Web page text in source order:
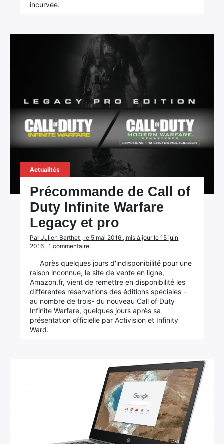
incurvée.
Actualités
Précommande de Call of
Duty Infinite Warfare
Legacy et pro
Par Julien Barthet , le 5 mai 2016 , mis à jour le 15 juin
2016 , 1 commentaire
Après quelques jours d'indisponibilité pour une
raison inconnue, le site de vente en ligne,
Amazon.fr, vient de remettre en disponibilité les
différentes réservations des éditions spéciales -
au nombre de trois- du nouveau Call of Duty
Infinite Warfare, quelques jours après sa
présentation officielle par Activision et Infinity
Ward.